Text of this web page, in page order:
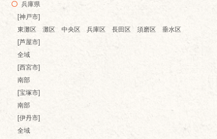
兵庫県
[神戸市]
東灘区 灘区 中央区 兵庫区 長田区 須磨区 垂水区
[芦屋市]
全域
[西宮市]
南部
[宝塚市]
南部
[伊丹市]
全域